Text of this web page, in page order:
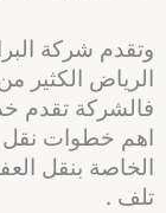
وتقدم شركة
الرياض الكثير
فالشركة تقدم
اهم خطوات نقل
الخاصة بنقل
تلف .